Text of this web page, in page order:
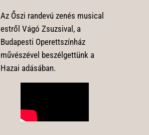
Az Őszi randevú zenés musical
estről Vágó Zsuzsival, a
Budapesti Operettszínház
művészével beszélgettünk a
Hazai adásában.